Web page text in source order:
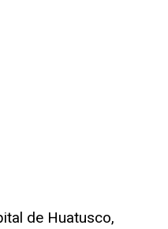
de Huatusco,